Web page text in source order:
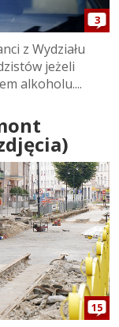
3
z Wydziału
jeżeli
alkoholu....
15